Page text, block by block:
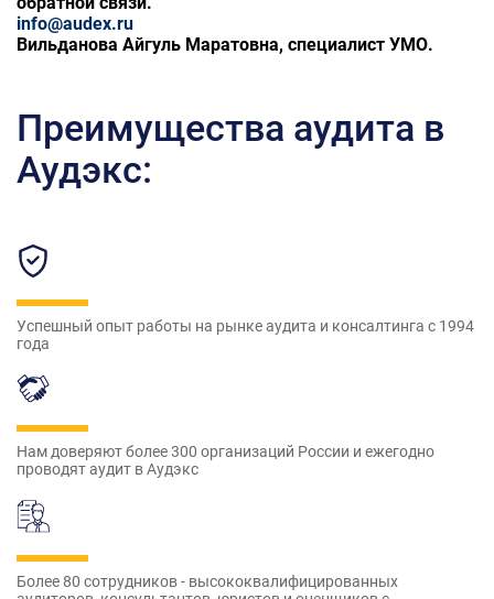
info@audex.ru
Вильданова Айгуль Маратовна, специалист УМО.
Преимущества аудита в
Аудэкс:
Успешный опыт работы на рынке аудита и консалтинга с 1994
года
Нам доверяют более 300 организаций России и ежегодно
проводят аудит в Аудэкс
Более 80 сотрудников - высококвалифицированных